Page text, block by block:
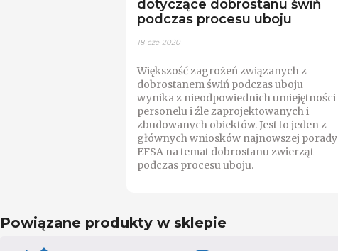
dotyczące dobrostanu świń
podczas procesu uboju
18-cze-2020
Większość zagrożeń związanych z
dobrostanem świń podczas uboju
wynika z nieodpowiednich umiejętności
personelu i źle zaprojektowanych i
zbudowanych obiektów. Jest to jeden z
głównych wniosków najnowszej porady
EFSA na temat dobrostanu zwierząt
podczas procesu uboju.
Powiązane produkty w sklepie